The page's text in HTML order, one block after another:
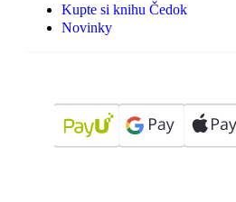
Kupte si knihu Čedok
Novinky